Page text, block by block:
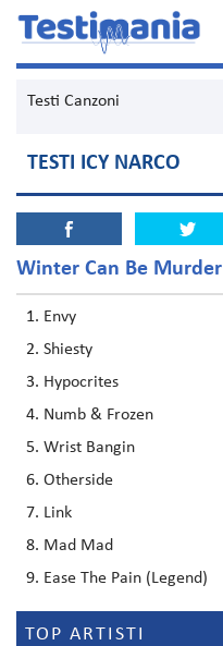
Testi Canzoni
TESTI ICY NARCO
Winter Can Be Murder
Envy
Shiesty
Hypocrites
Numb & Frozen
Wrist Bangin
Otherside
Link
Mad Mad
Ease The Pain (Legend)
TOP ARTISTI